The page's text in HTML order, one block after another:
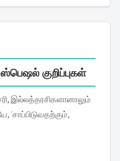
குறிப்புகள்